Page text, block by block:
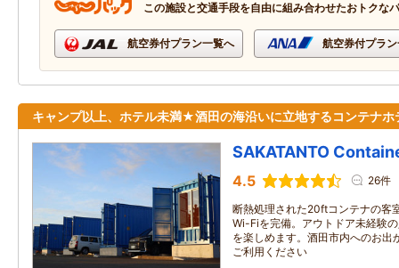
この施設と交通手段を自由に組み合わせたおトクな
航空券付プラン一覧へ 航空券付プラ
キャンプ以上、ホテル未満★酒田の海沿いに立地するコンテナホ
SAKATANTO
4.5 26件
断熱処理された20ftコンテナの客
Wi-Fiを完備。アウトドア未経験
を楽しめます。酒田市内へのお出
ご利用ください